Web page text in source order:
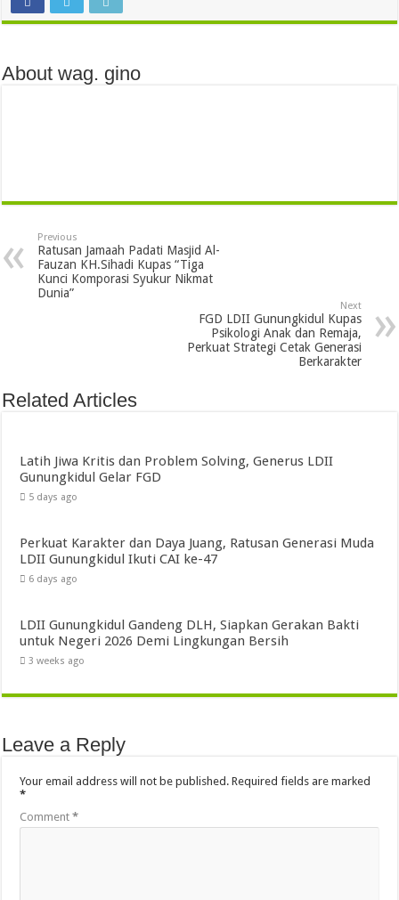
About wag. gino
Previous
Ratusan Jamaah Padati Masjid Al-
Fauzan KH.Sihadi Kupas “Tiga
Kunci Komporasi Syukur Nikmat
Dunia”
Next
FGD LDII Gunungkidul Kupas
Psikologi Anak dan Remaja,
Perkuat Strategi Cetak Generasi
Berkarakter
Related Articles
Latih Jiwa Kritis dan Problem Solving, Generus LDII
Gunungkidul Gelar FGD
5 days ago
Perkuat Karakter dan Daya Juang, Ratusan Generasi Muda
LDII Gunungkidul Ikuti CAI ke-47
6 days ago
LDII Gunungkidul Gandeng DLH, Siapkan Gerakan Bakti
untuk Negeri 2026 Demi Lingkungan Bersih
3 weeks ago
Leave a Reply
Your email address will not be published. Required fields are marked
*
Comment*